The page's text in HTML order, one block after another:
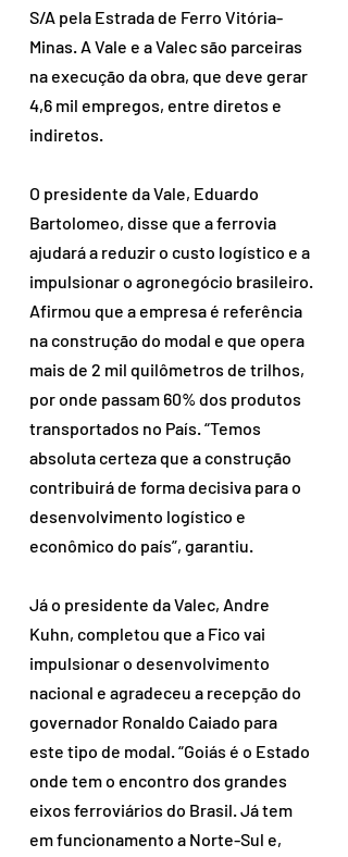
S/A pela Estrada de Ferro Vitória-
Minas. A Vale e a Valec são parceiras
na execução da obra, que deve gerar
4,6 mil empregos, entre diretos e
indiretos.
O presidente da Vale, Eduardo
Bartolomeo, disse que a ferrovia
ajudará a reduzir o custo logístico e a
impulsionar o agronegócio brasileiro.
Afirmou que a empresa é referência
na construção do modal e que opera
mais de 2 mil quilômetros de trilhos,
por onde passam 60% dos produtos
transportados no País. “Temos
absoluta certeza que a construção
contribuirá de forma decisiva para o
desenvolvimento logístico e
econômico do país”, garantiu.
Já o presidente da Valec, Andre
Kuhn, completou que a Fico vai
impulsionar o desenvolvimento
nacional e agradeceu a recepção do
governador Ronaldo Caiado para
este tipo de modal. “Goiás é o Estado
onde tem o encontro dos grandes
eixos ferroviários do Brasil. Já tem
em funcionamento a Norte-Sul e,